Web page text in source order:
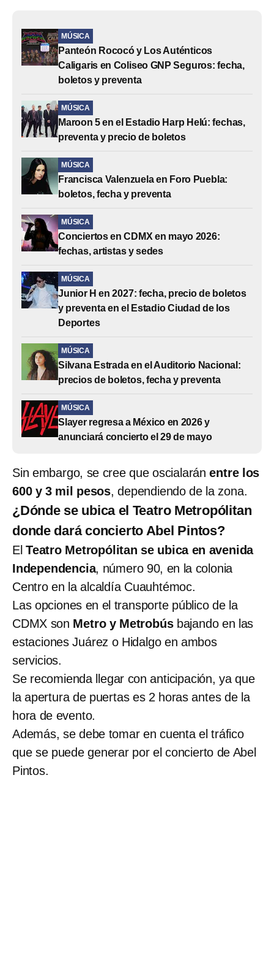
MÚSICA
Panteón Rococó y Los Auténticos
Caligaris en Coliseo GNP Seguros: fecha,
boletos y preventa
MÚSICA
Maroon 5 en el Estadio Harp Helú: fechas,
preventa y precio de boletos
MÚSICA
Francisca Valenzuela en Foro Puebla:
boletos, fecha y preventa
MÚSICA
Conciertos en CDMX en mayo 2026:
fechas, artistas y sedes
MÚSICA
Junior H en 2027: fecha, precio de boletos
y preventa en el Estadio Ciudad de los
Deportes
MÚSICA
Silvana Estrada en el Auditorio Nacional:
precios de boletos, fecha y preventa
MÚSICA
Slayer regresa a México en 2026 y
anunciará concierto el 29 de mayo
Sin embargo, se cree que oscialaránentre los
600 y 3 mil pesos, dependiendo de la zona.
¿Dónde se ubica el Teatro Metropólitan
donde dará concierto Abel Pintos?
El Teatro Metropólitan se ubica en avenida
Independencia, número 90, en la colonia
Centro en la alcaldía Cuauhtémoc.
Las opciones en el transporte público de la
CDMX son Metro y Metrobúsbajando en las
estaciones Juárez o Hidalgo en ambos
servicios.
Se recomienda llegar con anticipación, ya que
la apertura de puertas es 2 horas antes de la
hora de evento.
Además, se debe tomar en cuenta el tráfico
que se puede generar por el concierto de Abel
Pintos.